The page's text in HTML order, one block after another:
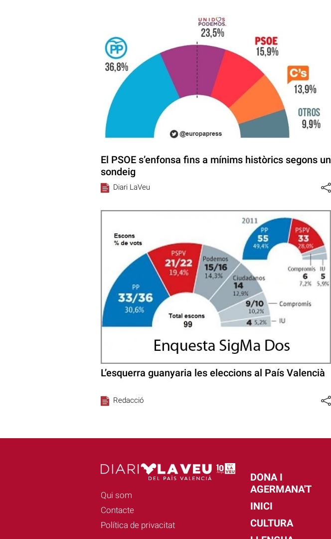
El PSOE s’enfonsa fins a mínims històrics segons un
sondeig
Diari LaVeu
L’esquerra guanyaria les eleccions al País Valencià
Redacció
Qui som
Contacte
Política de privacitat
DONA I
AGERMANA'T
INICI
CULTURA